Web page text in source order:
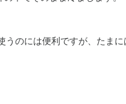
のには便利ですが、たま